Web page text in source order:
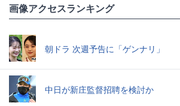
画像アクセスランキング
朝ドラ 次週予告に「ゲンナリ」
中日が新庄監督招聘を検討か